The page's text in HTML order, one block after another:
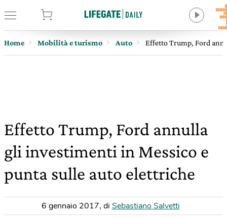
Home Mobilità e turismo Auto Effetto Trump, Ford
Effetto Trump, Ford annulla
gli investimenti in Messico e
punta sulle auto elettriche
6 gennaio 2017, di Sebastiano Salvetti